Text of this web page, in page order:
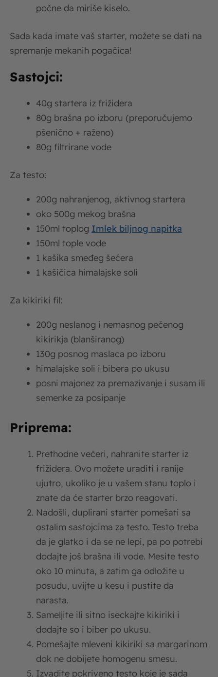
počne da miriše kiselo.
Sada kada imate vaš starter, možete se dati na
spremanje mekanih pogačica!
Sastojci:
40g startera iz frižidera
80g brašna po izboru (preporučujemo
pšenično + raženo)
80g filtrirane vode
Za testo:
200g nahranjenog, aktivnog startera
oko 500g mekog brašna
150ml toplog Imlek biljnog napitka
150ml tople vode
1 kašika smeđeg šećera
1 kašičica himalajske soli
Za kikiriki fil:
200g neslanog i nemasnog pečenog
kikirikja (blanširanog)
130g posnog maslaca po izboru
himalajske soli i bibera po ukusu
posni majonez za premazivanje i susam ili
semenke za posipanje
Priprema:
Prethodne večeri, nahranite starter iz
frižidera. Ovo možete uraditi i ranije
ujutro, ukoliko je u vašem stanu toplo i
znate da će starter brzo reagovati.
Nadošli, duplirani starter pomešati sa
ostalim sastojcima za testo. Testo treba
da je glatko i da se ne lepi, pa po potrebi
dodajte još brašna ili vode. Mesite testo
oko 10 minuta, a zatim ga odložite u
posudu, uvijte u kesu i pustite da
narasta.
Sameljite ili sitno iseckajte kikiriki i
dodajte so i biber po ukusu.
Pomešajte mleveni kikiriki sa margarinom
dok ne dobijete homogenu smesu.
Izvadite pokriveno testo koje je sada